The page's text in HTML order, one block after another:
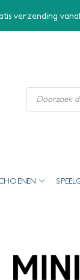
verzending
Producten
zoeken